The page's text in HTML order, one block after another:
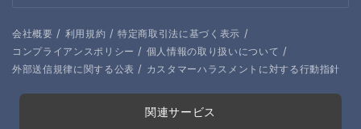
会社概要 / 利用規約 / 特定商取引法に基づく表示 /
コンプライアンスポリシー / 個人情報の取り扱いについて /
外部送信規律に関する公表 / カスタマーハラスメントに対する行動指針
関連サービス